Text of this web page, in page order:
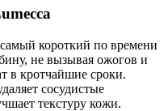
короткий по времени
не вызывая ожогов и
в кротчайшие сроки.
сосудистые
текстуру кожи.